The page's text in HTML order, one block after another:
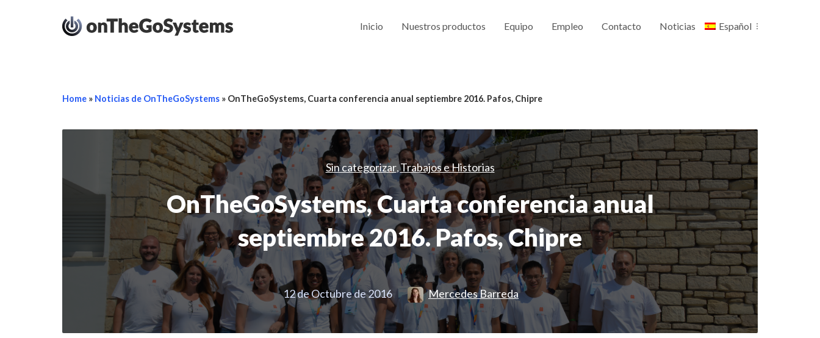
Inicio Nuestros productos Equipo Empleo Contacto Noticias Español
Home » Noticias de OnTheGoSystems » OnTheGoSystems, Cuarta conferencia anual septiembre 2016. Pafos, Chipre
Sin categorizar,Trabajos e Historias
OnTheGoSystems, Cuarta conferencia anual
septiembre 2016. Pafos, Chipre
12 de Octubre de 2016 Mercedes Barreda